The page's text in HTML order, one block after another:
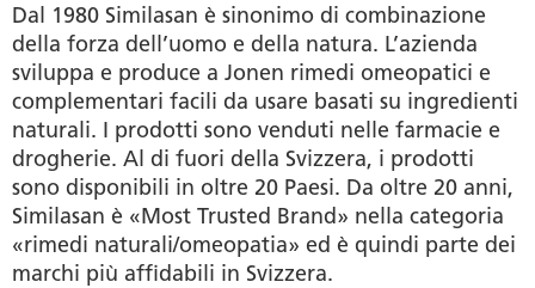
Dal 1980 Similasan è sinonimo di combinazione
della forza dell’uomo e della natura. L’azienda
sviluppa e produce a Jonen rimedi omeopatici e
complementari facili da usare basati su ingredienti
naturali. I prodotti sono venduti nelle farmacie e
drogherie. Al di fuori della Svizzera, i prodotti
sono disponibili in oltre 20 Paesi. Da oltre 20 anni,
Similasan è «Most Trusted Brand» nella categoria
«rimedi naturali/omeopatia» ed è quindi parte dei
marchi più affidabili in Svizzera.